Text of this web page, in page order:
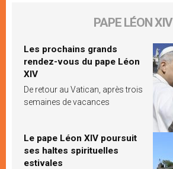
PAPE LÉON XIV
Les prochains grands
rendez-vous du pape Léon
XIV
De retour au Vatican, après trois
semaines de vacances
Le pape Léon XIV poursuit
ses haltes spirituelles
estivales